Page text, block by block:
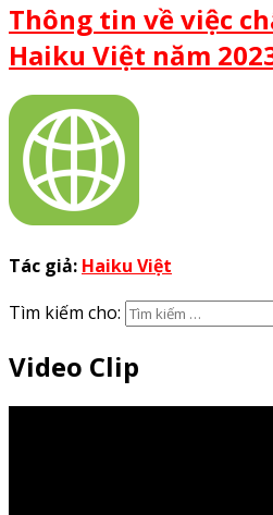
Thông tin về việc
Haiku Việt năm
Tác giả: Haiku Việt
Tìm kiếm cho:
Video Clip